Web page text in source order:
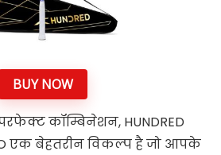
BUY NOW
कॉम्बिनेशन, HUNDRED
एक बेहतरीन विकल्प है जो आपके